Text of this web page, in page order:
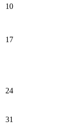
10
17
24
31